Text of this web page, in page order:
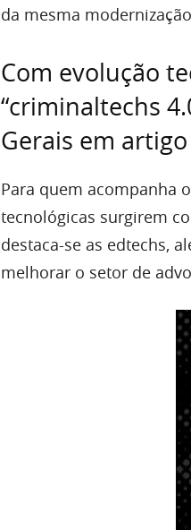
da mesma
Com evolução
“criminaltechs
Gerais em artigo
Para quem acompanha
tecnológicas surgirem
destaca-se as edtechs,
melhorar o setor de